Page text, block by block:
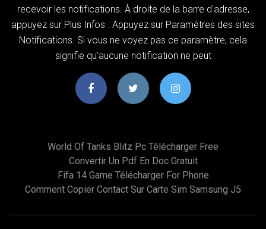
recevoir les notifications. À droite de la barre d'adresse,
appuyez sur Plus Infos . Appuyez sur Paramètres des sites
Notifications. Si vous ne voyez pas ce paramètre, cela
signifie qu'aucune notification ne peut
World Of Tanks Blitz Pc Télécharger Free
Convertir Un Pdf En Doc Gratuit
Fifa 14 Game Télécharger For Phone
Comment Copier Contact Sur Carte Sim Samsung J5